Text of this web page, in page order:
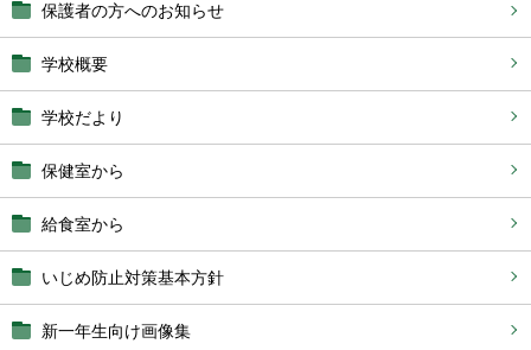
保護者の方へのお知らせ
学校概要
学校だより
保健室から
給食室から
いじめ防止対策基本方針
新一年生向け画像集